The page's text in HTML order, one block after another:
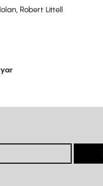
Robert Littell